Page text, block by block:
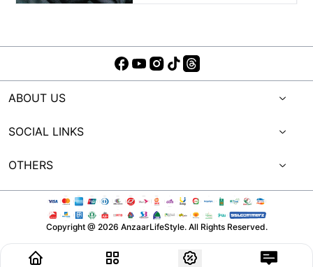
ABOUT US
SOCIAL LINKS
OTHERS
Copyright @ 2026 AnzaarLifeStyle. All Rights Reserved.